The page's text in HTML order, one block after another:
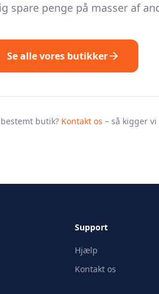
spare penge på masser af
Se alle vores butikker
butik? Kontakt os – så kigger
Support
Hjælp
Kontakt os